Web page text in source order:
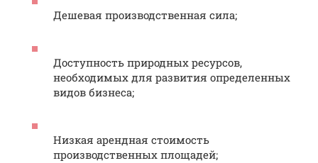
Дешевая производственная сила;
Доступность природных ресурсов,
необходимых для развития определенных
видов бизнеса;
Низкая арендная стоимость
производственных площадей;